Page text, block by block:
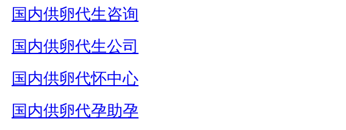
国内供卵代生咨询
国内供卵代生公司
国内供卵代怀中心
国内供卵代孕助孕